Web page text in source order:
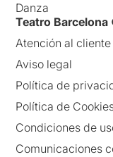
Danza
Teatro
Atención al cliente
Aviso legal
Política de
Política de
Condiciones de
Comunicaciones